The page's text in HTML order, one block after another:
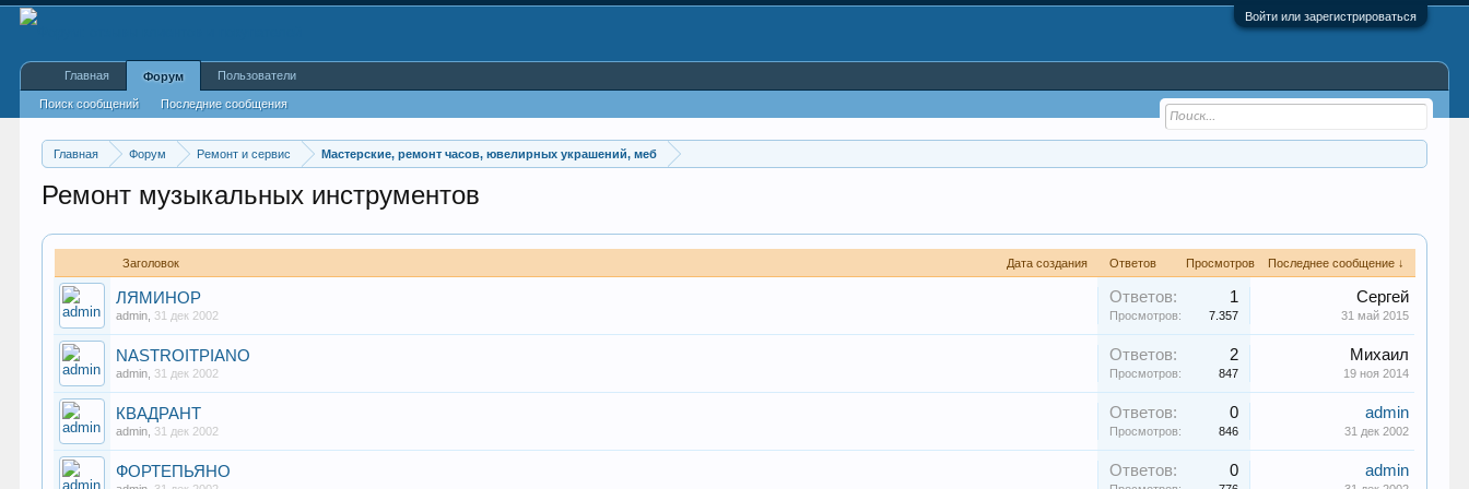
Войти или зарегистрироваться
Главная Форум Ремонт и сервис Мастерские, ремонт часов, ювелирных украшений, меб
Ремонт музыкальных инструментов
Заголовок Дата создания Ответов Просмотров Последнее сообщение ↓
ЛЯМИНОР
admin 31 дек 2002
Ответов: 1
Просмотров: 7.357
Сергей
31 май 2015
NASTROITPIANO
admin 31 дек 2002
Ответов: 2
Просмотров: 847
Михаил
19 ноя 2014
КВАДРАНТ
admin 31 дек 2002
Ответов: 0
Просмотров: 846
admin
31 дек 2002
ФОРТЕПЬЯНО Ответов: 0 admin
Главная Форум
Поиск сообщений Последние сообщения
Пользователи